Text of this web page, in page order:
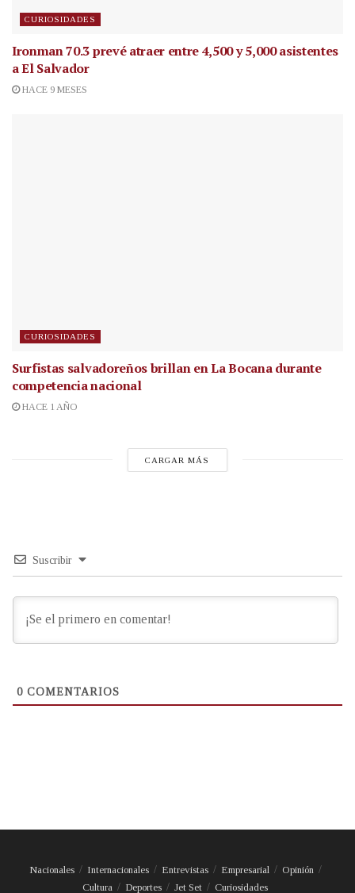
CURIOSIDADES
Ironman 70.3 prevé atraer entre 4,500 y 5,000 asistentes
a El Salvador
HACE 9 MESES
CURIOSIDADES
Surfistas salvadoreños brillan en La Bocana durante
competencia nacional
HACE 1 AÑO
CARGAR MÁS
Suscribir
0 COMENTARIOS
Nacionales Internacionales Entrevistas Empresarial
Opinión
Cultura
Deportes Jet Set Curiosidades